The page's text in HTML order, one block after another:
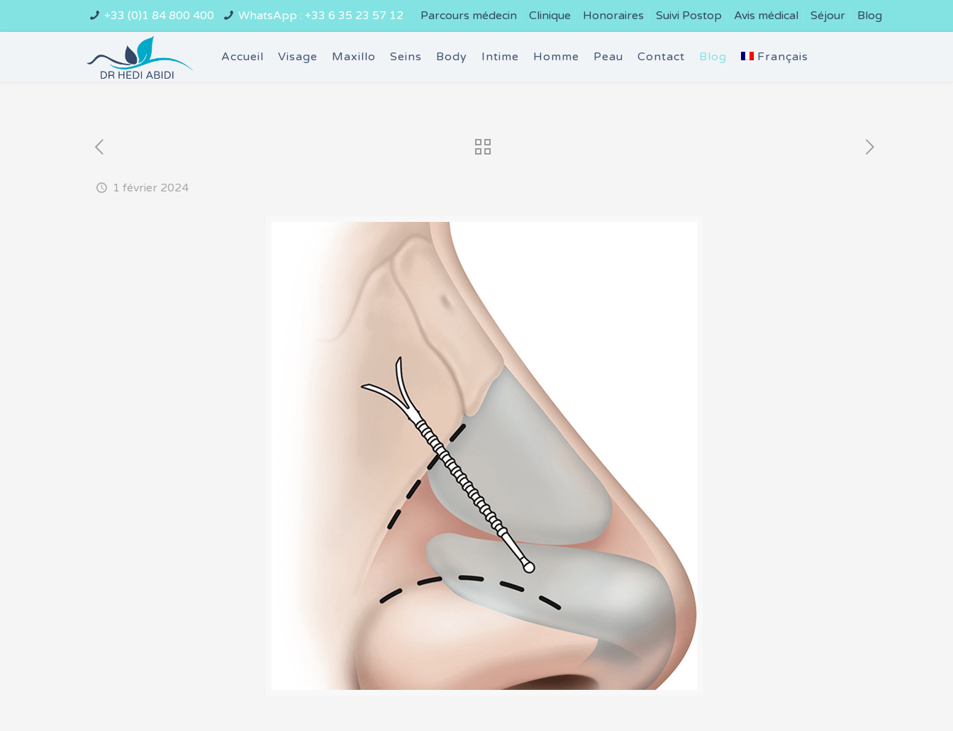
+33 (0)1 84 800 400 WhatsApp : +33 6 35 23 57 12 Parcours médecin Clinique Honoraires Suivi Postop Avis médical Séjour Blog
Accueil Visage Maxillo Seins Body Intime Homme Peau Contact Blog Français
1 février 2024